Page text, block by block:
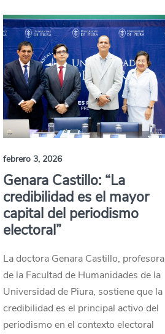
febrero 3, 2026
Genara Castillo: “La
credibilidad es el mayor
capital del periodismo
electoral”
La doctora Genara Castillo, profesora
de la Facultad de Humanidades de la
Universidad de Piura, sostiene que la
credibilidad es el principal activo del
periodismo en el contexto electoral